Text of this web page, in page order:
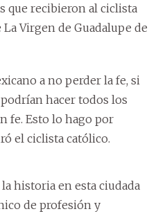
que recibieron al ciclista
Virgen de Guadalupe de
a no perder la fe, si
hacer todos los
fe. Esto lo hago por
el ciclista católico.
historia en esta ciudada
de profesión y